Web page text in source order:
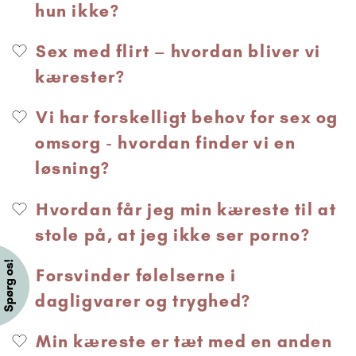
hun ikke?
Sex med flirt – hvordan bliver vi
kærester?
Vi har forskelligt behov for sex og
omsorg - hvordan finder vi en
løsning?
Hvordan får jeg min kæreste til at
stole på, at jeg ikke ser porno?
Forsvinder følelserne i
dagligvarer og tryghed?
Min kæreste er tæt med en anden